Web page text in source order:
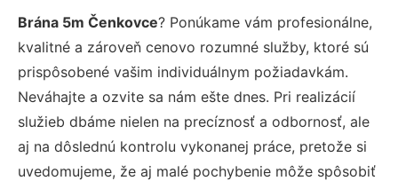
Brána 5m Čenkovce? Ponúkame vám profesionálne,
kvalitné a zároveň cenovo rozumné služby, ktoré sú
prispôsobené vašim individuálnym požiadavkám.
Neváhajte a ozvite sa nám ešte dnes. Pri realizácií
služieb dbáme nielen na precíznosť a odbornosť, ale
aj na dôslednú kontrolu vykonanej práce, pretože si
uvedomujeme, že aj malé pochybenie môže spôsobiť